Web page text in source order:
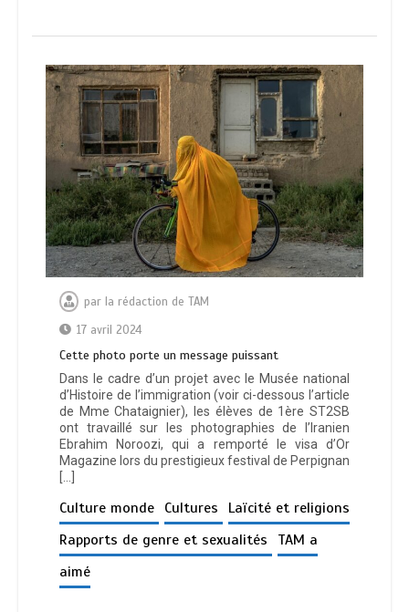
par la rédaction de TAM
17 avril 2024
Cette photo porte un message puissant
Dans le cadre d’un projet avec le Musée national
d’Histoire de l’immigration (voir ci-dessous l’article
de Mme Chataignier), les élèves de 1ère ST2SB
ont travaillé sur les photographies de l’Iranien
Ebrahim Noroozi, qui a remporté le visa d’Or
Magazine lors du prestigieux festival de Perpignan
Culture monde Cultures
Laïcité et religions
Rapports de genre et sexualités
TAM a
aimé